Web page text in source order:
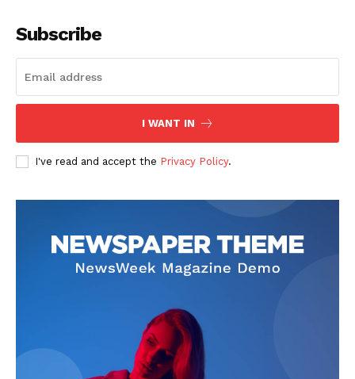
Company
About
Subscription Plans
My account
Subscribe
I WANT IN
I've read and accept the Privacy Policy.